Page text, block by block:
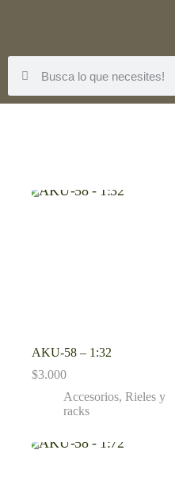
AKU-58 – 1:32
$3.000
Accesorios, Rieles y
racks